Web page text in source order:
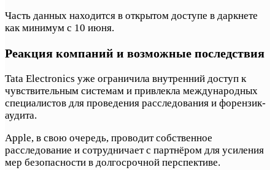
Часть данных находится в открытом доступе в даркнете
как минимум с 10 июня.
Реакция компаний и возможные последствия
Tata Electronics уже ограничила внутренний доступ к
чувствительным системам и привлекла международных
специалистов для проведения расследования и форензик-
аудита.
Apple, в свою очередь, проводит собственное
расследование и сотрудничает с партнёром для усиления
мер безопасности в долгосрочной перспективе.